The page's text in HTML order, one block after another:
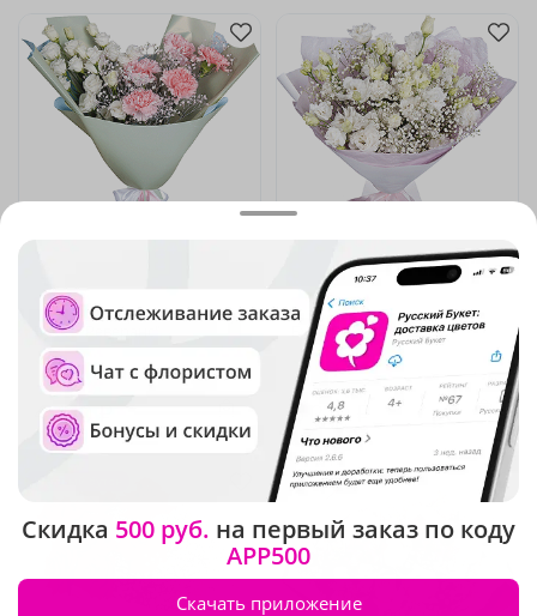
4.9(45)
Букет "Реверанс"
В наличии
4 440 ₽
4.9(194)
Букет "Мифы муз"
В наличии
5 210 ₽
Скидка 500 руб. на первый заказ по коду
APP500
Скачать приложение